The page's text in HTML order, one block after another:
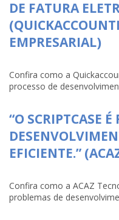
DE FATURA
EMPRESARIAL)
Confira como a
processo de
“O SCRIPTCASE
EFICIENTE.”
Confira como a ACAZ
problemas de